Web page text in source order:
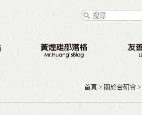
首頁 > 關於台研會>